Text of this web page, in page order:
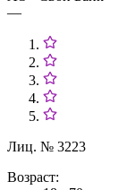
—
Лиц. № 3223
Возраст: